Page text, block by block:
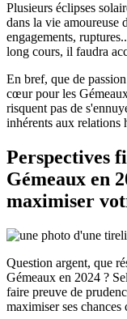
Plusieurs éclipses
dans la vie amoureuse
engagements,
long cours, il faudra
En bref, que de
cœur pour les
risquent pas de
inhérents aux relations
Perspectives
Gémeaux en
maximiser
Question argent, que
Gémeaux en 2024 ?
faire preuve de
maximiser ses chances